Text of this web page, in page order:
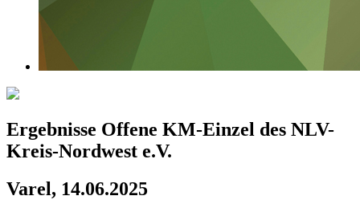
Ergebnisse Offene KM-Einzel des NLV-
Kreis-Nordwest e.V.
Varel, 14.06.2025